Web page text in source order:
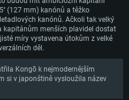
a lepší
GeForce 1060 a lepší, Radeon RX
s podporou Metal.
proprietárními ovladači (ne
AMD (Radeon RX 570) s
torpédovým útokem americké
(127 mm) kanónů a těžko
kanónů. Ačkoli tak velký
kapitánům menších plavidel dostat
míry vystavena útokům z velké
děl.
Kongō k nejmodernějším
si v japonštině vysloužila název